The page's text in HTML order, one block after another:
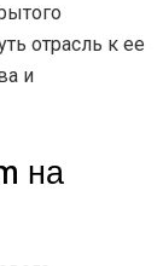
отрасль к ее
и
на